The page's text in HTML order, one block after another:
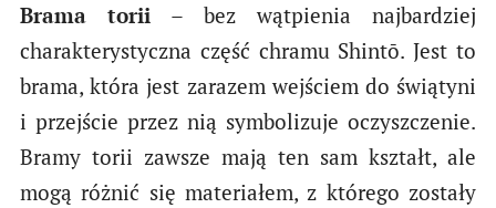
Brama torii– bez wątpienia najbardziej
charakterystyczna część chramu Shintō. Jest to
brama, która jest zarazem wejściem do świątyni
i przejście przez nią symbolizuje oczyszczenie.
Bramy torii zawsze mają ten sam kształt, ale
mogą różnić się materiałem, z którego zostały